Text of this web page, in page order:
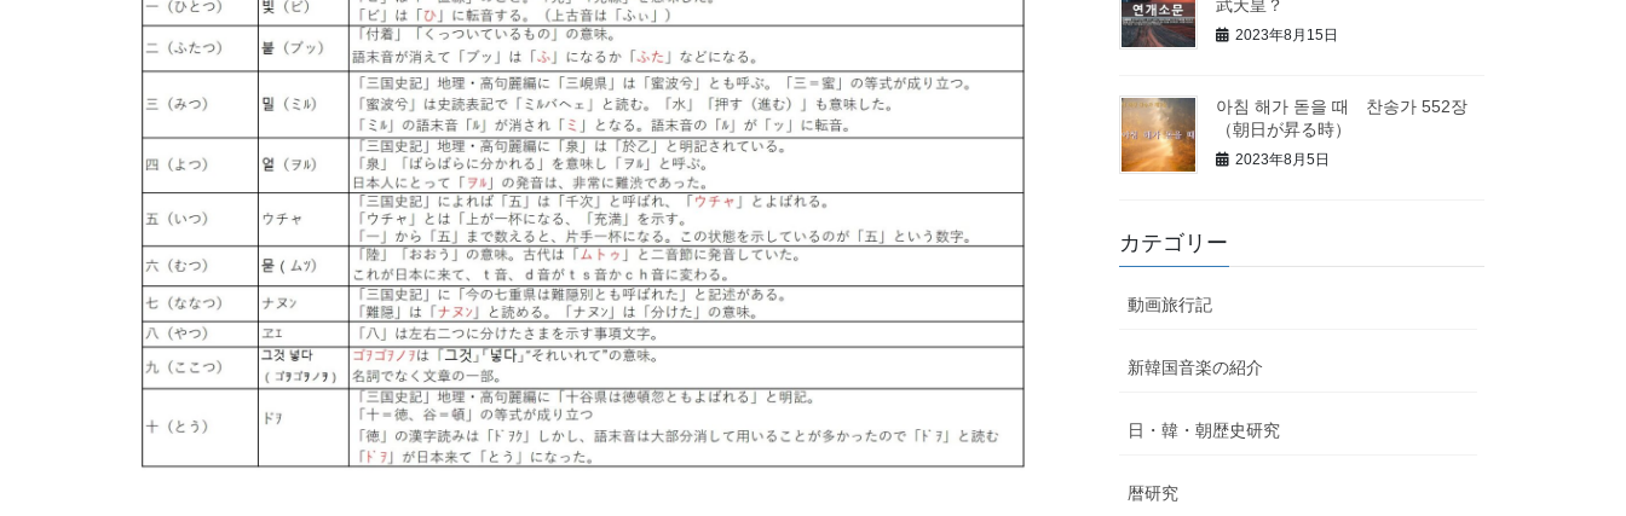
武天皇？
2023年8月15日
아침 해가 돋을 때 찬송가 552장
（朝日が昇る時）
2023年8月5日
カテゴリー
動画旅行記
新韓国音楽の紹介
日・韓・朝歴史研究
暦研究